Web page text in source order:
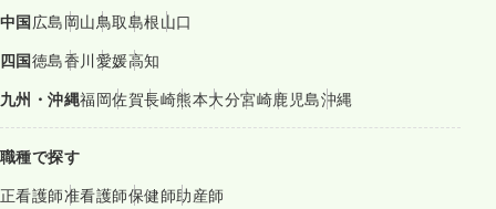
中国広島岡山鳥取島根山口
四国徳島香川愛媛高知
九州・沖縄福岡佐賀長崎熊本大分宮崎鹿児島沖縄
職種で探す
正看護師准看護師保健師助産師